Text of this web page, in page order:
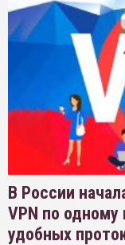
В России
VPN по
удобных